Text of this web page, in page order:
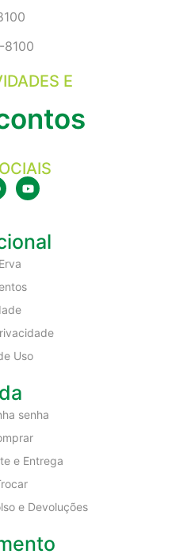
8100
E
Uso
senha
e Entrega
e Devoluções